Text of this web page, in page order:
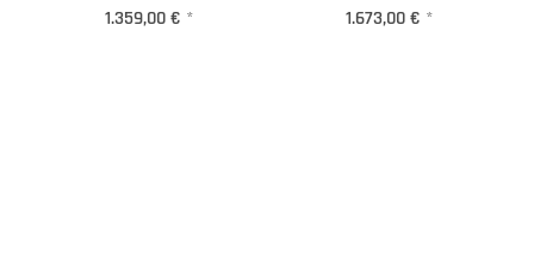
1.359,00 € * 1.673,00 € *